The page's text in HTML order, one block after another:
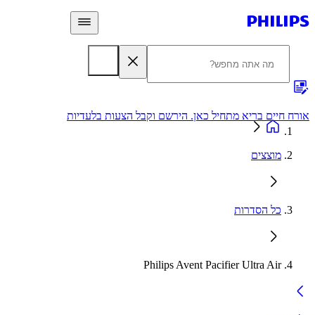
חיים בריא מתחיל כאן. הירשם וקבל הצעות בלעדיות
מוצצים
כל הסדרות
Philips Avent Pacifier Ultra Air